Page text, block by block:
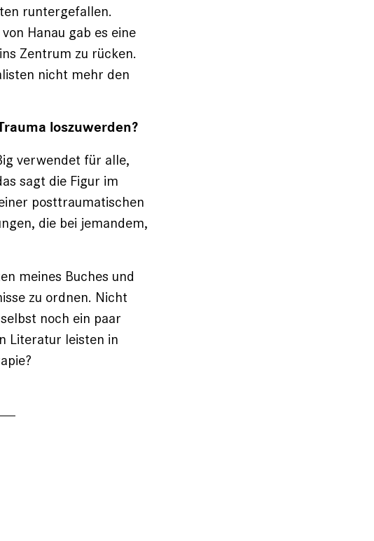
runtergefallen.
Hanau gab es eine
Zentrum zu rücken.
nicht mehr den
loszuwerden?
verwendet für alle,
sagt die Figur im
posttraumatischen
die bei jemandem,
meines Buches und
zu ordnen. Nicht
noch ein paar
Literatur leisten in